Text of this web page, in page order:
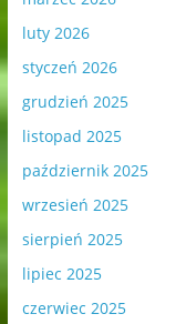
luty 2026
styczeń 2026
grudzień 2025
listopad 2025
październik 2025
wrzesień 2025
sierpień 2025
lipiec 2025
czerwiec 2025